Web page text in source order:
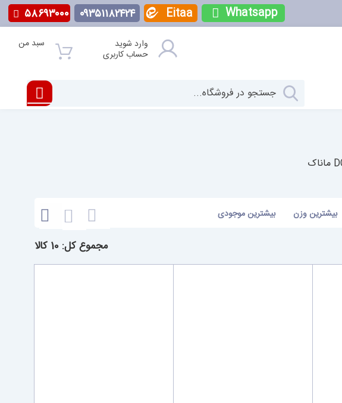
۵۸۶۹۳۰۰۰ ۰۹۳۵۱۱۸۲۴۲۴ Eitaa Whatsapp
وارد شوید
حساب کاربری
سبد من
بیشترین وزن بیشترین موجودی
صورت
مجموع کل: 10 کالا